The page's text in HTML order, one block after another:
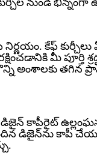
నుండి
కేఫ్
మీ పూర్తి
అంశాలకు తగిన
కాపీరైట్
డిజైన్‌ను కాపీ